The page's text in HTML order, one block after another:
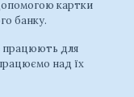
картки
банку.
працюють для
над їх